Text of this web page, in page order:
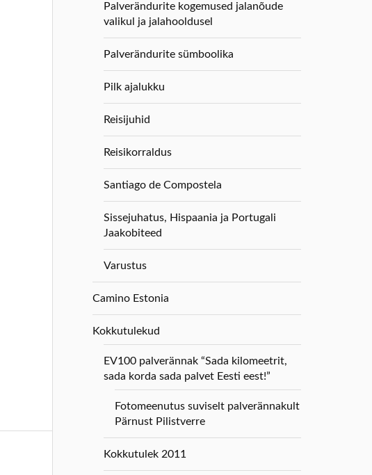
Palverändurite kogemused jalanõude
valikul ja jalahooldusel
Palverändurite sümboolika
Pilk ajalukku
Reisijuhid
Reisikorraldus
Santiago de Compostela
Sissejuhatus, Hispaania ja Portugali
Jaakobiteed
Varustus
Camino Estonia
Kokkutulekud
EV100 palverännak “Sada kilomeetrit,
sada korda sada palvet Eesti eest!”
Fotomeenutus suviselt palverännakult
Pärnust Pilistverre
Kokkutulek 2011